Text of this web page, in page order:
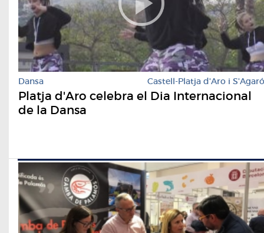
Dansa Castell-Platja d'Aro i S'Agaró
Platja d'Aro celebra el Dia Internacional
de la Dansa